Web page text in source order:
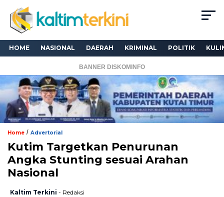
HOME NASIONAL DAERAH KRIMINAL POLITIK
BANNER DISKOMINFO
Home / Advertorial
Kutim Targetkan Penurunan
Angka Stunting sesuai Arahan
Nasional
Kaltim Terkini - Redaksi